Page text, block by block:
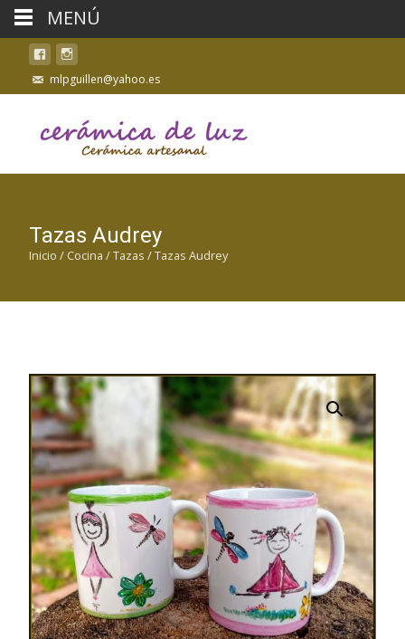
mlpguillen@yahoo.es
Tazas Audrey
Inicio / Cocina /Tazas / Tazas Audrey
MENÚ